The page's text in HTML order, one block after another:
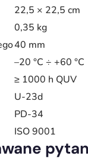
22,5 × 22,5 cm
0,35 kg
40 mm
–20 °C ÷ +60 °C
≥ 1000 h QUV
U-23d
PD-34
ISO 9001